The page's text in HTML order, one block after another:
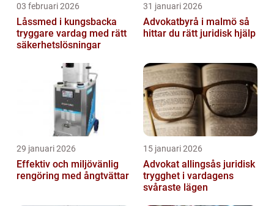
03 februari 2026
Låssmed i kungsbacka
tryggare vardag med rätt
säkerhetslösningar
31 januari 2026
Advokatbyrå i malmö så
hittar du rätt juridisk hjälp
29 januari 2026
Effektiv och miljövänlig
rengöring med ångtvättar
15 januari 2026
Advokat allingsås juridisk
trygghet i vardagens
svåraste lägen